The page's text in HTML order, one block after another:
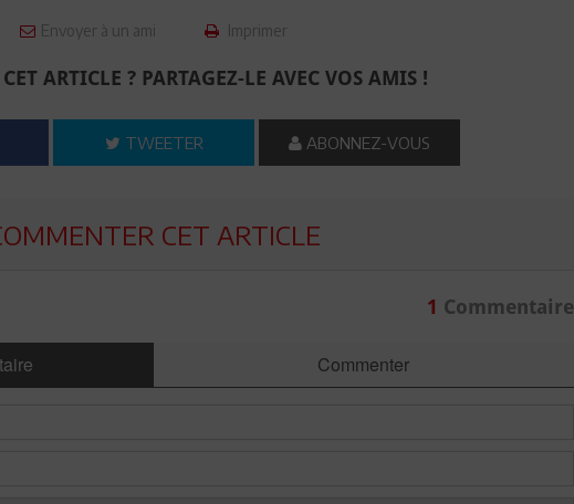
Envoyer à un ami Imprimer
ARTICLE ? PARTAGEZ-LE AVEC VOS AMIS !
TWEETER ABONNEZ-VOUS
CET ARTICLE
1 Commentaire
Commenter